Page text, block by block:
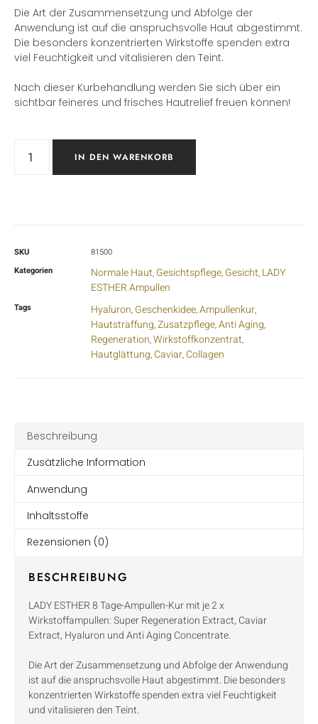
Die Art der Zusammensetzung und Abfolge der
Anwendung ist auf die anspruchsvolle Haut abgestimmt.
Die besonders konzentrierten Wirkstoffe spenden extra
viel Feuchtigkeit und vitalisieren den Teint.
Nach dieser Kurbehandlung werden Sie sich über ein
sichtbar feineres und frisches Hautrelief freuen können!
IN DEN WARENKORB
SKU
81500
Kategorien
Normale Haut, Gesichtspflege, Gesicht, LADY
ESTHER Ampullen
Tags Hyaluron, Geschenkidee,Ampullenkur,
Hautstraffung,Zusatzpflege,Anti Aging,
Regeneration,Wirkstoffkonzentrat,
Hautglättung,Caviar,Collagen
Beschreibung
Zusätzliche Information
Anwendung
Inhaltsstoffe
Rezensionen (0)
BESCHREIBUNG
LADY ESTHER 8 Tage-Ampullen-Kur mit je 2 x
Wirkstoffampullen: Super Regeneration Extract, Caviar
Extract, Hyaluron und Anti Aging Concentrate.
Die Art der Zusammensetzung und Abfolge der Anwendung
ist auf die anspruchsvolle Haut abgestimmt. Die besonders
konzentrierten Wirkstoffe spenden extra viel Feuchtigkeit
und vitalisieren den Teint.